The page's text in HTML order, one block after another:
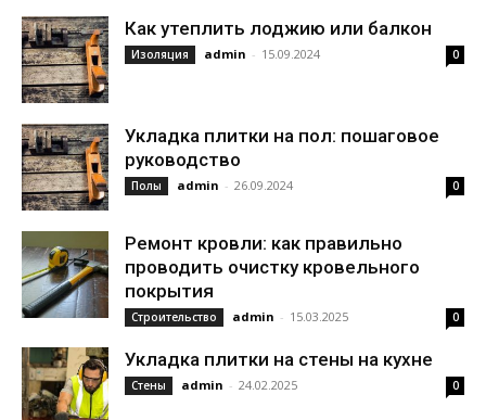
Как утеплить лоджию или балкон
Изоляция admin - 15.09.2024 0
Укладка плитки на пол: пошаговое
руководство
Полы admin - 26.09.2024 0
Ремонт кровли: как правильно
проводить очистку кровельного
покрытия
Строительство admin - 15.03.2025 0
Укладка плитки на стены на кухне
Стены admin - 24.02.2025 0